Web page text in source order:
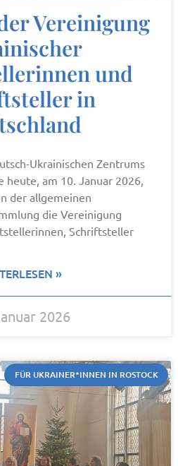
Vereinigung
und
in
Ukrainischen Zentrums
heute, am 10. Januar 2026,
der allgemeinen
die Vereinigung
Schriftsteller
»
2026
FÜR UKRAINER*INNEN IN ROSTOCK